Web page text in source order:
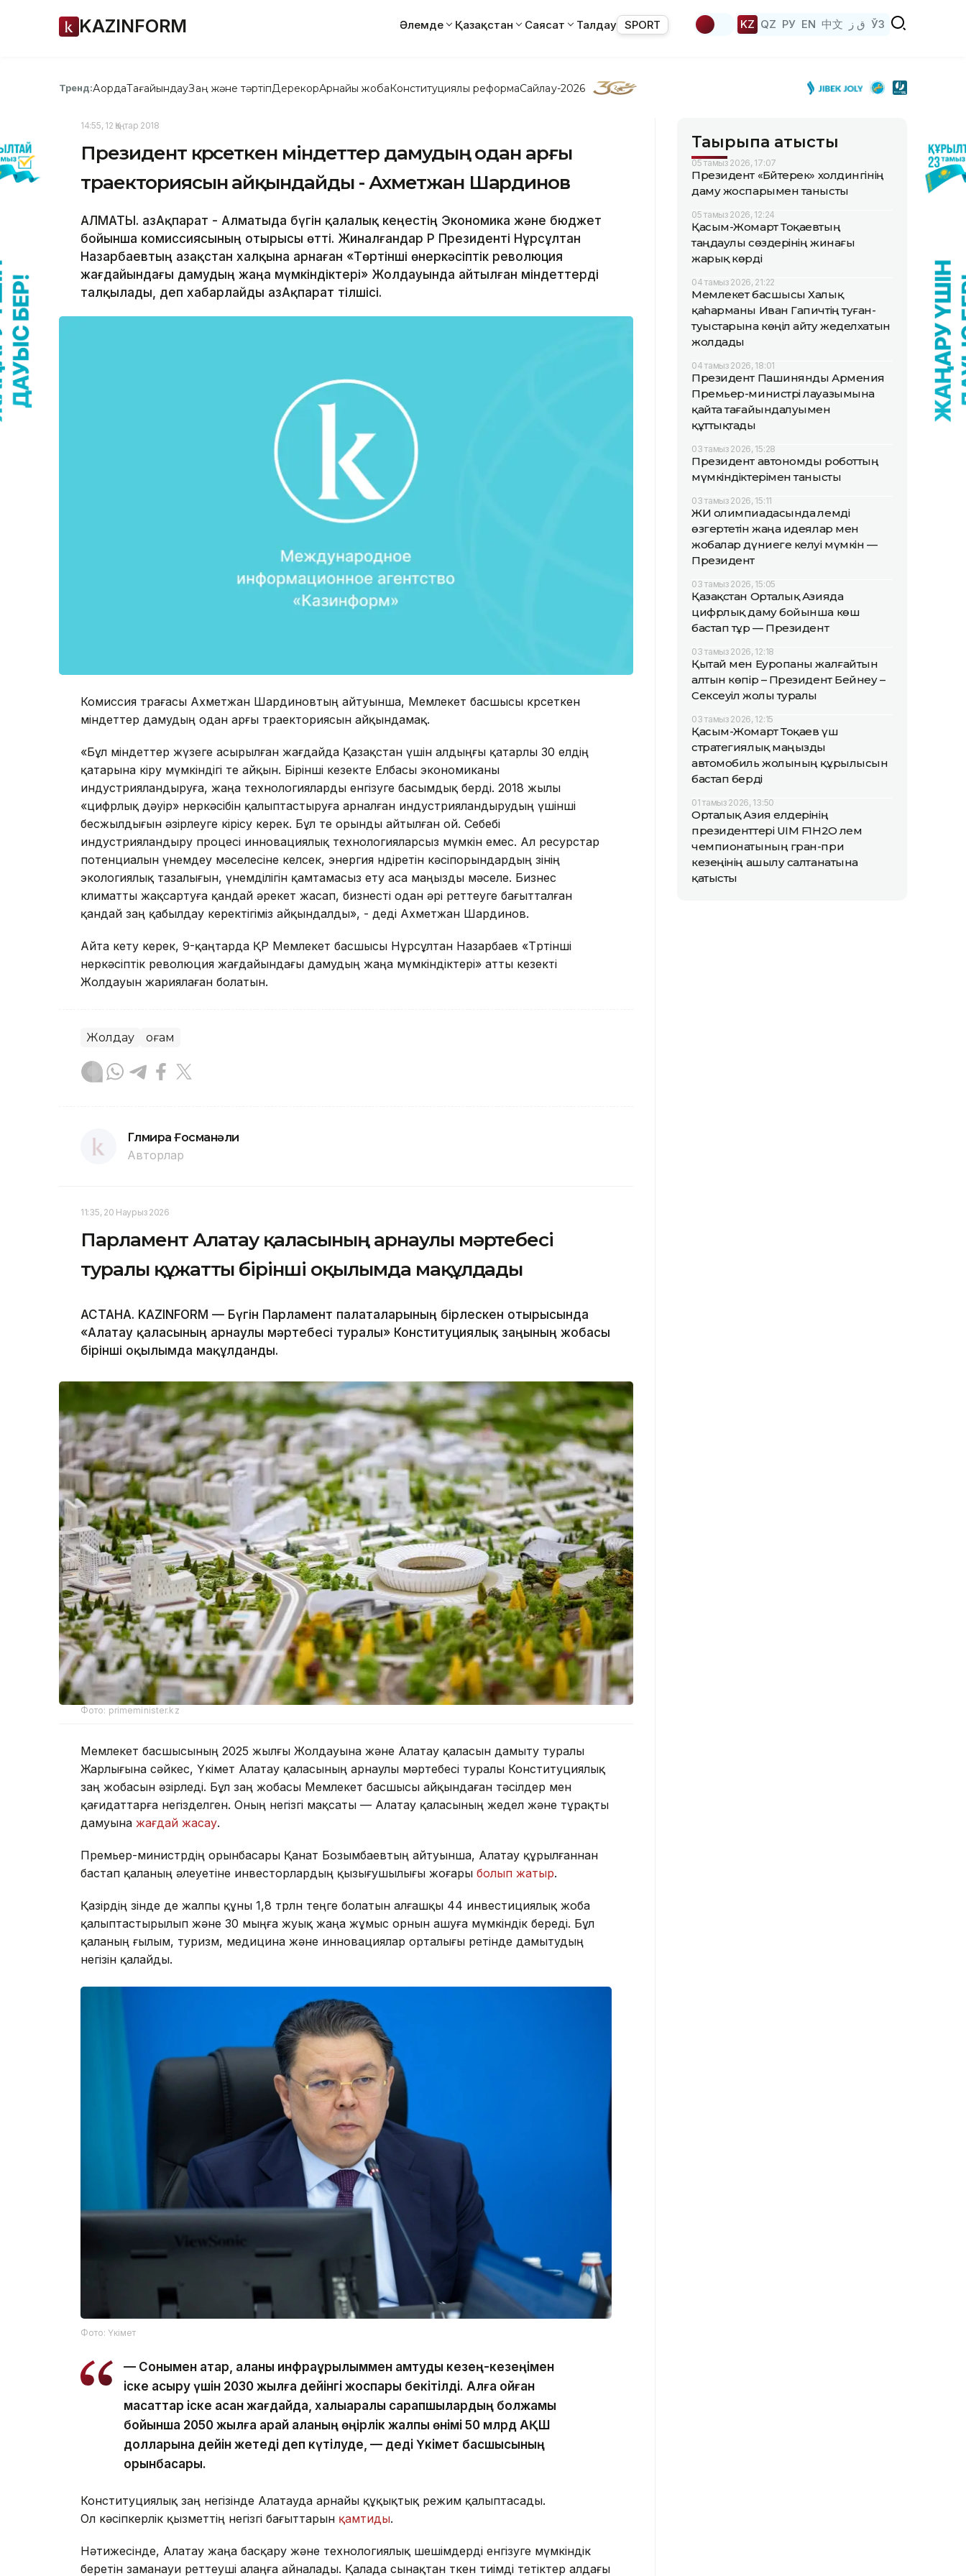
KAZINFORM Әлемде Қазақстан Саясат Талдау SPORT KZ QZ РУ EN 中文 ق ز ЎЗ
Тренд:АқордаТағайындауЗаң және тәртіпДерекқорАрнайы жобаКонституциялық реформаСайлау-2026
14:55, 12 Қаңтар 2018
Президент көрсеткен міндеттер дамудың одан арғы
траекториясын айқындайды - Ахметжан Шардинов
АЛМАТЫ. ҚазАқпарат - Алматыда бүгін қалалық кеңестің Экономика және бюджет
бойынша комиссиясының отырысы өтті. Жиналғандар ҚР Президенті Нұрсұлтан
Назарбаевтың Қазақстан халқына арнаған «Төртінші өнеркәсіптік революция
жағдайындағы дамудың жаңа мүмкіндіктері» Жолдауында айтылған міндеттерді
талқылады, деп хабарлайды ҚазАқпарат тілшісі.
Комиссия төрағасы Ахметжан Шардиновтың айтуынша, Мемлекет басшысы көрсеткен
міндеттер дамудың одан арғы траекториясын айқындамақ.
«Бұл міндеттер жүзеге асырылған жағдайда Қазақстан үшін алдыңғы қатарлы 30 елдің
қатарына кіру мүмкіндігі өте айқын. Бірінші кезекте Елбасы экономиканы
индустрияландыруға, жаңа технологияларды енгізуге басымдық берді. 2018 жылы
«цифрлық дәуір» өнеркәсібін қалыптастыруға арналған индустрияландырудың үшінші
бесжылдығын әзірлеуге кірісу керек. Бұл өте орынды айтылған ой. Себебі
индустрияландыру процесі инновациялық технологияларсыз мүмкін емес. Ал ресурстар
потенциалын үнемдеу мәселесіне келсек, энергия өндіретін кәсіпорындардың өзінің
экологиялық тазалығын, үнемділігін қамтамасыз ету аса маңызды мәселе. Бизнес
климатты жақсартуға қандай әрекет жасап, бизнесті одан әрі реттеуге бағытталған
қандай заң қабылдау керектігіміз айқындалды», - деді Ахметжан Шардинов.
Айта кету керек, 9-қаңтарда ҚР Мемлекет басшысы Нұрсұлтан Назарбаев «Төртінші
өнеркәсіптік революция жағдайындағы дамудың жаңа мүмкіндіктері» атты кезекті
Жолдауын жариялаған болатын.
Жолдау Қоғам
Гүлмира Ғосманәли
Авторлар
11:35, 20 Наурыз 2026
Парламент Алатау қаласының арнаулы мәртебесі
туралы құжатты бірінші оқылымда мақұлдады
АСТАНА. KAZINFORM — Бүгін Парламент палаталарының бірлескен отырысында
«Алатау қаласының арнаулы мәртебесі туралы» Конституциялық заңының жобасы
бірінші оқылымда мақұлданды.
Фото: primeminister.kz
Мемлекет басшысының 2025 жылғы Жолдауына және Алатау қаласын дамыту туралы
Жарлығына сәйкес, Үкімет Алатау қаласының арнаулы мәртебесі туралы Конституциялық
заң жобасын әзірледі. Бұл заң жобасы Мемлекет басшысы айқындаған тәсілдер мен
қағидаттарға негізделген. Оның негізгі мақсаты — Алатау қаласының жедел және тұрақты
дамуына жағдай жасау.
Премьер-министрдің орынбасары Қанат Бозымбаевтың айтуынша, Алатау құрылғаннан
бастап қаланың әлеуетіне инвесторлардың қызығушылығы жоғары болып жатыр.
Қазірдің өзінде де жалпы құны 1,8 трлн теңге болатын алғашқы 44 инвестициялық жоба
қалыптастырылып және 30 мыңға жуық жаңа жұмыс орнын ашуға мүмкіндік береді. Бұл
қаланың ғылым, туризм, медицина және инновациялар орталығы ретінде дамытудың
негізін қалайды.
Фото: Үкімет
— Сонымен қатар, қаланы инфрақұрылыммен қамтуды кезең-кезеңімен
іске асыру үшін 2030 жылға дейінгі жоспары бекітілді. Алға қойған
мақсаттар іске асқан жағдайда, халықаралық сарапшылардың болжамы
бойынша 2050 жылға қарай қаланың өңірлік жалпы өнімі 50 млрд АҚШ
долларына дейін жетеді деп күтілуде, — деді Үкімет басшысының
орынбасары.
Конституциялық заң негізінде Алатауда арнайы құқықтық режим қалыптасады.
Ол кәсіпкерлік қызметтің негізгі бағыттарын қамтиды.
Нәтижесінде, Алатау жаңа басқару және технологиялық шешімдерді енгізуге мүмкіндік
беретін заманауи реттеуші алаңға айналады. Қалада сынақтан өткен тиімді тетіктер алдағы
Тақырыпқа қатысты
05 тамыз 2026, 17:07
Президент «Бәйтерек» холдингінің
даму жоспарымен танысты
05 тамыз 2026, 12:24
Қасым-Жомарт Тоқаевтың
таңдаулы сөздерінің жинағы
жарық көрді
04 тамыз 2026, 21:22
Мемлекет басшысы Халық
қаһарманы Иван Гапичтің туған-
туыстарына көңіл айту жеделхатын
жолдады
04 тамыз 2026, 18:01
Президент Пашинянды Армения
Премьер-министрі лауазымына
қайта тағайындалуымен
құттықтады
03 тамыз 2026, 15:28
Президент автономды роботтың
мүмкіндіктерімен танысты
03 тамыз 2026, 15:11
ЖИ олимпиадасында әлемді
өзгертетін жаңа идеялар мен
жобалар дүниеге келуі мүмкін —
Президент
03 тамыз 2026, 15:05
Қазақстан Орталық Азияда
цифрлық даму бойынша көш
бастап тұр — Президент
03 тамыз 2026, 12:18
Қытай мен Еуропаны жалғайтын
алтын көпір – Президент Бейнеу –
Сексеуіл жолы туралы
03 тамыз 2026, 12:15
Қасым-Жомарт Тоқаев үш
стратегиялық маңызды
автомобиль жолының құрылысын
бастап берді
01 тамыз 2026, 13:50
Орталық Азия елдерінің
президенттері UIM F1H2O әлем
чемпионатының гран-при
кезеңінің ашылу салтанатына
қатысты